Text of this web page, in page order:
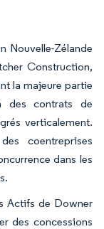
Nouvelle-Zélande
Construction,
la majeure partie
des contrats de
verticalement.
coentreprises
dans les
Actifs de Downer
des concessions